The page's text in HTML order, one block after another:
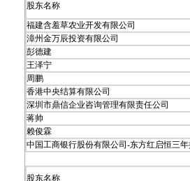
股东名称
福建含羞草农业开发有限公司
漳州金万辰投资有限公司
彭德建
王泽宁
周鹏
香港中央结算有限公司
深圳市鼎信企业咨询管理有限责任公司
蒋帅
赖俊霖
中国工商银行股份有限公司-东方红启恒三年
股东名称